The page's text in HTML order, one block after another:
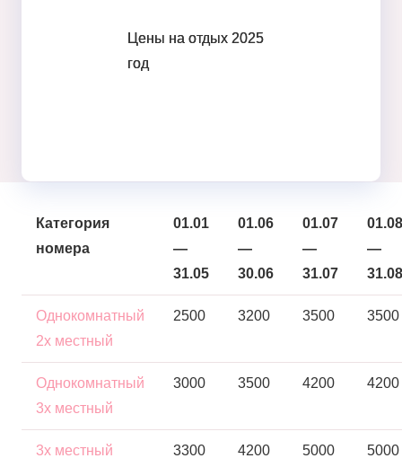
Цены на отдых 2025
год
Категория
номера
01.01
—
31.05
01.06
—
30.06
01.07
—
31.07
01.08
—
31.08
Однокомнатный
2х местный
2500 3200 3500 3500
Однокомнатный
3х местный
3000 3500 4200 4200
3х местный
3300 4200 5000 5000